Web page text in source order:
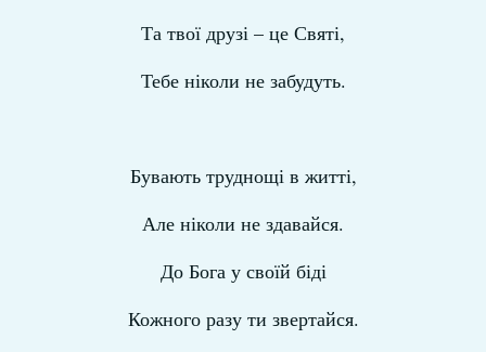
Та твої друзі – це Святі,
Тебе ніколи не забудуть.
Бувають труднощі в житті,
Але ніколи не здавайся.
До Бога у своїй біді
Кожного разу ти звертайся.